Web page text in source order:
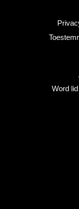
Word